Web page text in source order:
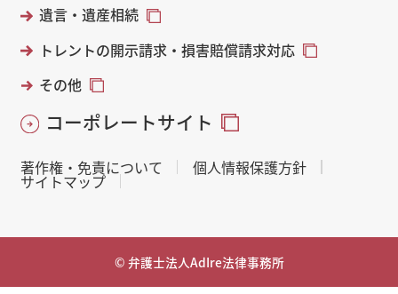
遺言・遺産相続
トレントの開示請求・損害賠償請求対応
その他
コーポレートサイト
著作権・免責について 個人情報保護方針
サイトマップ
© 弁護士法人AdIre法律事務所